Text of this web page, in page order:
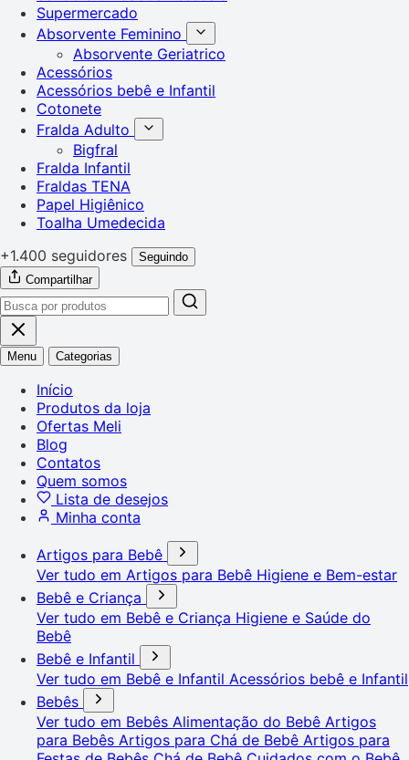
Supermercado
Absorvente Feminino
Absorvente Geriatrico
Acessórios
Acessórios bebê e Infantil
Cotonete
Fralda Adulto
Bigfral
Fralda Infantil
Fraldas TENA
Papel Higiênico
Toalha Umedecida
+1.400 seguidores
Seguindo
Compartilhar
Menu Categorias
Início
Produtos da loja
Ofertas Meli
Blog
Contatos
Quem somos
Lista de desejos
Minha conta
Artigos para Bebê
Ver tudo em Artigos para Bebê Higiene e Bem-estar
Bebê e Criança
Ver tudo em Bebê e Criança Higiene e Saúde do
Bebê
Bebê e Infantil
Ver tudo em Bebê e Infantil Acessórios bebê e Infantil
Bebês
Ver tudo em Bebês Alimentação do Bebê Artigos
para Bebês Artigos para Chá de Bebê Artigos para